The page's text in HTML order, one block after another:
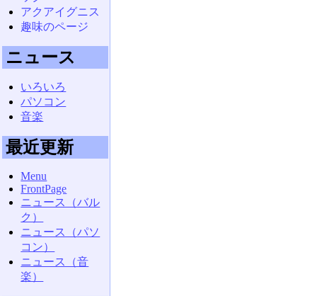
アクアイグニス
趣味のページ
ニュース
いろいろ
パソコン
音楽
最近更新
Menu
FrontPage
ニュース（バル
ク）
ニュース（パソ
コン）
ニュース（音
楽）